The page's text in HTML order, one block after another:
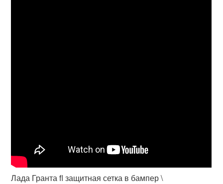
Лада Гранта fl защитная сетка в бампер \